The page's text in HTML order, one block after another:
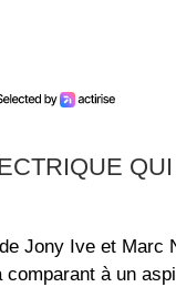
de Jony Ive et Marc
à un